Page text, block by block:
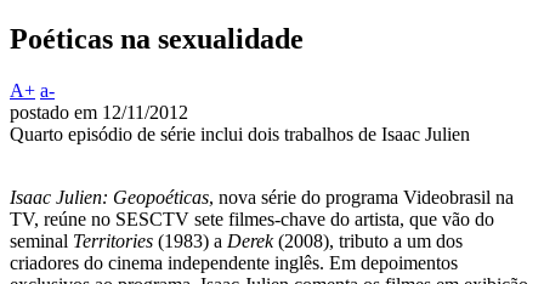
Poéticas na sexualidade
A+ a-
postado em 12/11/2012
Quarto episódio de série inclui dois trabalhos de Isaac Julien
Isaac Julien: Geopoéticas, nova série do programa Videobrasil na
TV, reúne no SESCTV sete filmes-chave do artista, que vão do
seminal Territories (1983) a Derek(2008), tributo a um dos
criadores do cinema independente inglês. Em depoimentos